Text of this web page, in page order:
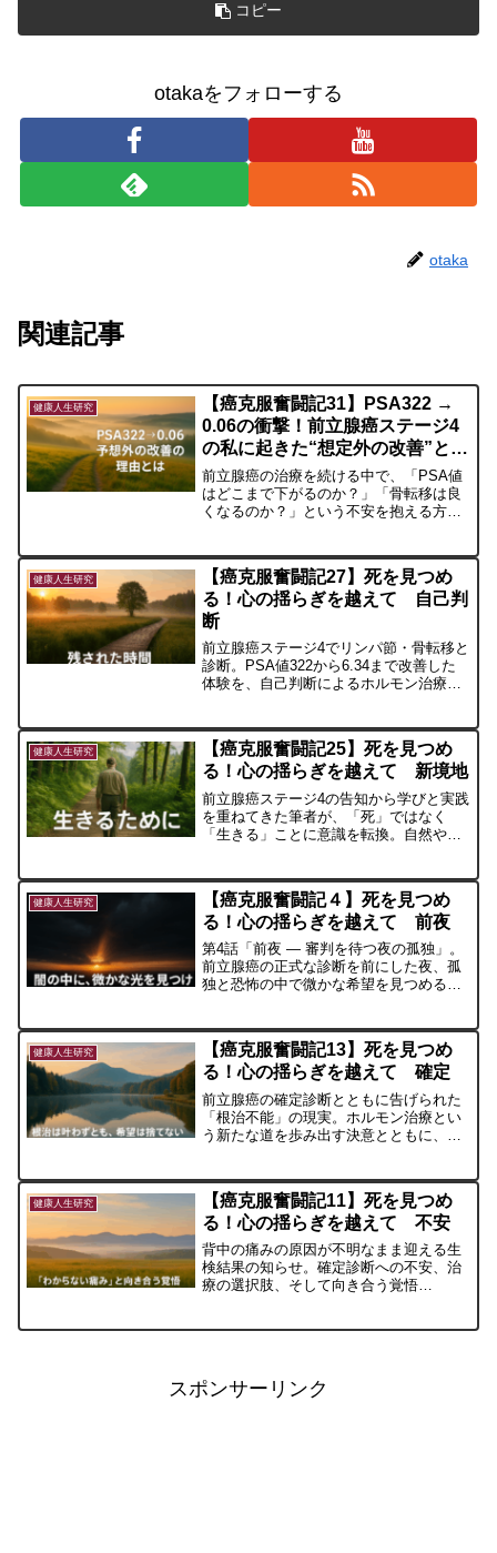
コピー
otakaをフォローする
otaka
関連記事
健康人生研究
【癌克服奮闘記31】PSA322 →
0.06の衝撃！前立腺癌ステージ4
の私に起きた“想定外の改善”とそ
の理由
前立腺癌の治療を続ける中で、「PSA値
はどこまで下がるのか？」「骨転移は良
くなるのか？」という不安を抱える方は
た。この記事では、ホルモン治療と生活
改善によってPSA322→0.06まで下がっ
た実際の経過と、AIに確認した医学的な
意味をまとめました。同じ病と向き合う
方の小さな希望になれば幸いです。
健康人生研究
【癌克服奮闘記27】死を見つめ
る！心の揺らぎを越えて 自己判
断
前立腺癌ステージ4でリンパ節・骨転移と
診断。PSA値322から6.34まで改善した
体験を、自己判断によるホルモン治療選
者自身の価値観と治療選択の重要性を語
ります。
健康人生研究
【癌克服奮闘記25】死を見つめ
る！心の揺らぎを越えて 新境地
前立腺癌ステージ4の告知から学びと実践
を重ねてきた筆者が、「死」ではなく
「生きる」ことに意識を転換。自然や日
健康人生研究
【癌克服奮闘記４】死を見つめ
る！心の揺らぎを越えて 前夜
第4話「前夜 ― 審判を待つ夜の孤独」。
前立腺癌の正式な診断を前にした夜、孤
独と恐怖の中で微かな希望を見つめる心
健康人生研究
【癌克服奮闘記13】死を見つめ
る！心の揺らぎを越えて 確定
前立腺癌の確定診断とともに告げられた
「根治不能」の現実。ホルモン治療とい
う新たな道を歩み出す決意とともに、今
健康人生研究
【癌克服奮闘記11】死を見つめ
る！心の揺らぎを越えて 不安
背中の痛みの原因が不明なまま迎える生
検結果の知らせ。確定診断への不安、治
療の選択肢、そして向き合う覚悟
スポンサーリンク